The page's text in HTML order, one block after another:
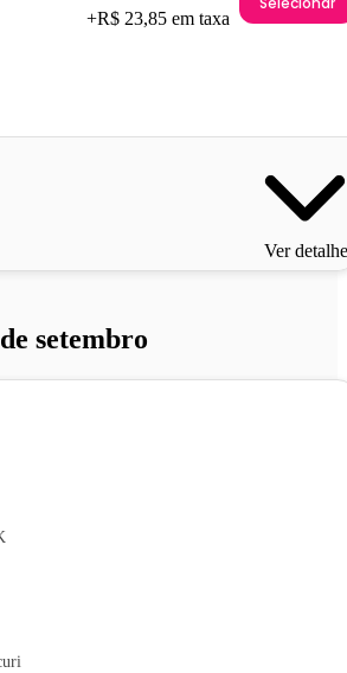
+R$ 23,85 em taxa
Ver
setembro